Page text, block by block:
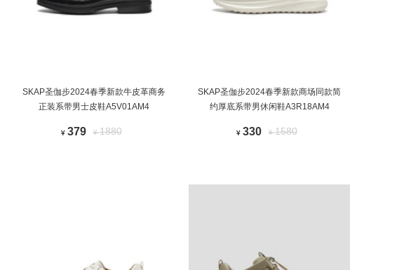
SKAP圣伽步2024春季新款牛皮革商务
正装系带男士皮鞋A5V01AM4
¥ 379 ¥1880
SKAP圣伽步2024春季新款商场同款简
约厚底系带男休闲鞋A3R18AM4
¥ 330 ¥1580